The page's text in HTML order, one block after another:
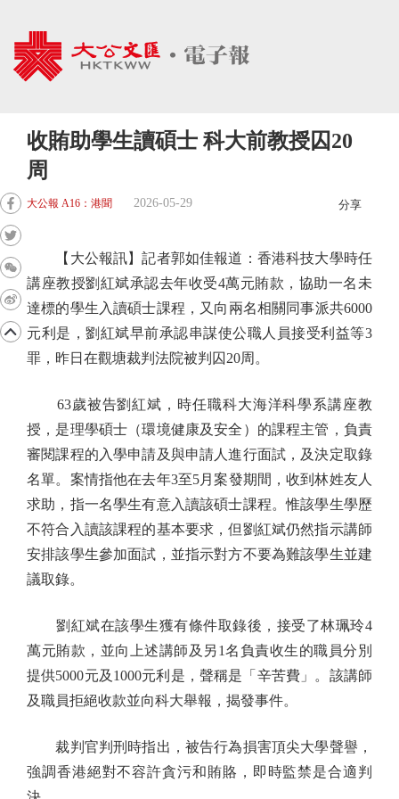
收賄助學生讀碩士 科大前教授囚20
周
大公報 A16：港聞 2026-05-29 分享
【大公報訊】記者郭如佳報道：香港科技大學時任
講座教授劉紅斌承認去年收受4萬元賄款，協助一名未
達標的學生入讀碩士課程，又向兩名相關同事派共6000
元利是，劉紅斌早前承認串謀使公職人員接受利益等3
罪，昨日在觀塘裁判法院被判囚20周。
63歲被告劉紅斌，時任職科大海洋科學系講座教
授，是理學碩士（環境健康及安全）的課程主管，負責
審閱課程的入學申請及與申請人進行面試，及決定取錄
名單。案情指他在去年3至5月案發期間，收到林姓友人
求助，指一名學生有意入讀該碩士課程。惟該學生學歷
不符合入讀該課程的基本要求，但劉紅斌仍然指示講師
安排該學生參加面試，並指示對方不要為難該學生並建
議取錄。
劉紅斌在該學生獲有條件取錄後，接受了林珮玲4
萬元賄款，並向上述講師及另1名負責收生的職員分別
提供5000元及1000元利是，聲稱是「辛苦費」。該講師
及職員拒絕收款並向科大舉報，揭發事件。
裁判官判刑時指出，被告行為損害頂尖大學聲譽，
強調香港絕對不容許貪污和賄賂，即時監禁是合適判